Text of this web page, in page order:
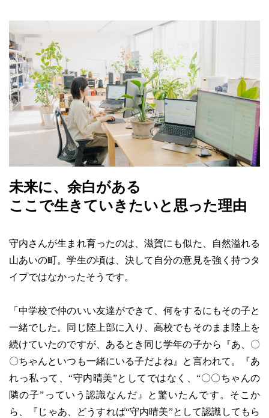
未来に、余白がある
ここで生きていきたいと思った理由
守内さんが生まれ育ったのは、滋賀にも似た、自然溢れる
山あいの町。学生の頃は、決して自分の意見を強く持つタ
イプではなかったそうです。
「中学校で仲のいい友達ができて、何をするにもその子と
一緒でした。同じ陸上部に入り、高校でもそのまま陸上を
続けていたのですが、あるとき同じ学年の子から『あ、〇
〇ちゃんといつも一緒にいる子だよね』と言われて。『あ
れっ私って、“守内晴美”としてではなく、“〇〇ちゃんの
隣の子”っていう認識なんだ』と驚いたんです。そこか
ら、『じゃあ、どうすれば“守内晴美”として認識してもら